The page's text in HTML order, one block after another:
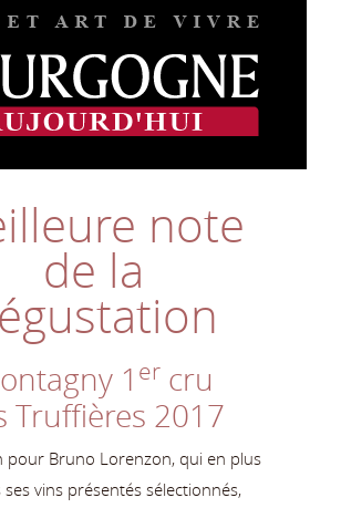
note
de la
1 ercru
Truffières 2017
pour Bruno Lorenzon, qui en plus
vins présentés sélectionnés,